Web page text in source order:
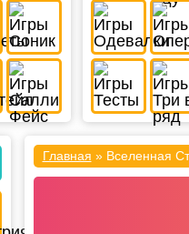
Главная » Вселенная